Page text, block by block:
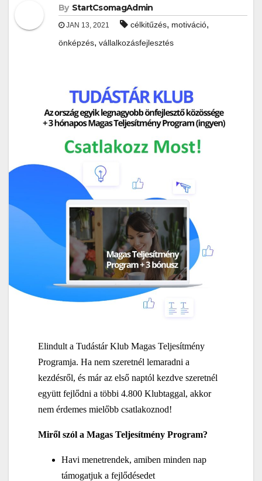
By StartCsomagAdmin
JAN 13, 2021 célkitűzés, motiváció,
önképzés, vállalkozásfejlesztés
Elindult a Tudástár Klub Magas Teljesítmény
Programja. Ha nem szeretnél lemaradni a
kezdésről, és már az első naptól kezdve szeretnél
együtt fejlődni a többi 4.800 Klubtaggal, akkor
nem érdemes mielőbb csatlakoznod!
Miről szól a Magas Teljesítmény Program?
Havi menetrendek, amiben minden nap
támogatjuk a fejlődésedet